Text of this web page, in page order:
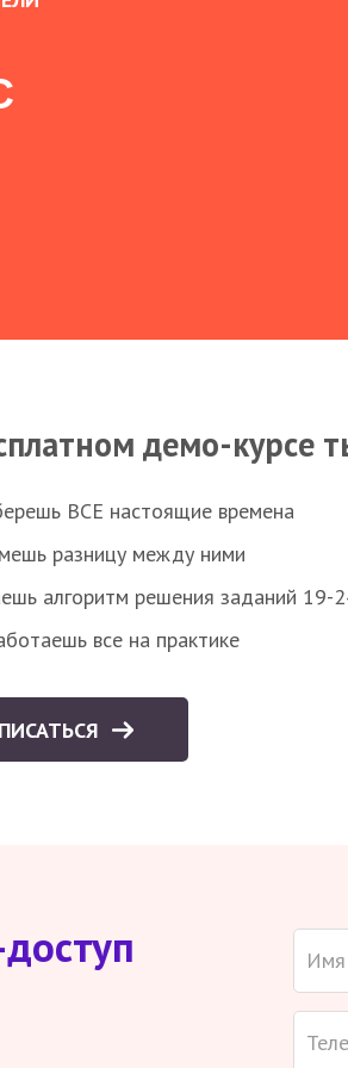
демо-курсе
ВСЕ настоящие времена
разницу между ними
алгоритм решения заданий 19-
все на практике